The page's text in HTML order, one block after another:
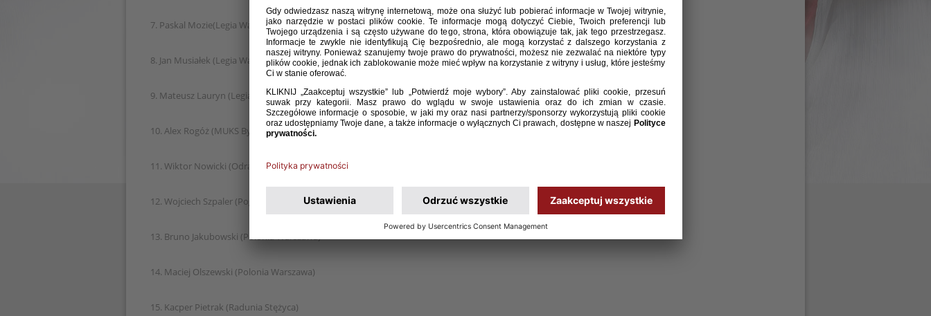
7. Paskal Mozie(Legia Warszawa)
8. Jan Musiałek (Legia Warszawa)
9. Mateusz Lauryn (Legia Warszawa)
10. Alex Rogóż (MUKS Bydgoszcz)
11. Wiktor Nowicki (Odra Opole)
12. Wojciech Szpaler (Pogoń Szczecin)
13. Bruno Jakubowski (Polonia Warszawa)
14. Maciej Olszewski (Polonia Warszawa)
15. Kacper Pietrak (Radunia Stężyca)